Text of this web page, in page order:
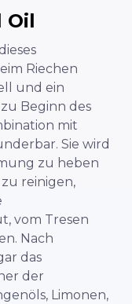
Oil
Riechen
und ein
Beginn des
mit
Sie wird
zu heben
reinigen,
vom Tresen
Nach
das
der
Limonen,